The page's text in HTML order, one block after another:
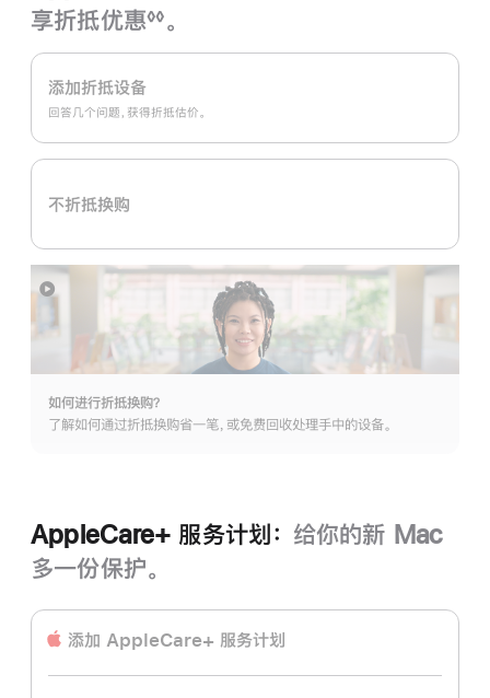
享折抵优惠
注
◊◊ 。
Apple
Trade
换
购
划：
添加折抵设备
回答几个问题，获得折抵估价。
不折抵换购
如何进行折抵换购？
了解如何通过折抵换购省一笔，或免费回收处理手中的设备。
展
开
AppleCare+ 服务计划： 给你的新 Mac
多一份保护。
添加 AppleCare+ 服务计划